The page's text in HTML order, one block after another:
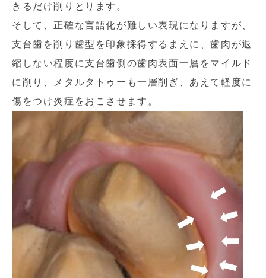
きるだけ削りとります。
そして、正確な言語化が難しい表現になりますが、
支台歯を削り歯型を印象採得するまえに、歯肉が退
縮しない程度に支台歯側の歯肉表面一層をマイルド
に削り、メタルタトゥーも一層削ぎ、あえて軽度に
傷をつけ炎症をおこさせます。